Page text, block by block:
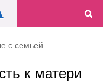
с семьей
к матери